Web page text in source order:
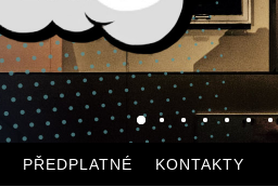
PŘEDPLATNÉ KONTAKTY